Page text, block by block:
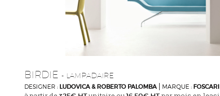
BIRDIE - LAMPADAIRE
DESIGNER : LUDOVICA & ROBERTO PALOMBA MARQUE :